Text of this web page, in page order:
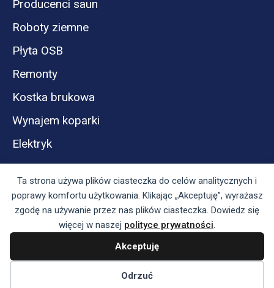
Ta strona używa plików ciasteczka do celów analitycznych i
poprawy komfortu użytkowania. Klikając „Akceptuję”, wyrażasz
zgodę na używanie przez nas plików ciasteczka. Dowiedz się
więcej w naszej polityce prywatności.
Akceptuję
Odrzuć
Producenci saun
Roboty ziemne
Płyta OSB
Remonty
Kostka brukowa
Wynajem koparki
Elektryk
Panel reklamodawcy
Regulamin serwisu i polityka prywatności